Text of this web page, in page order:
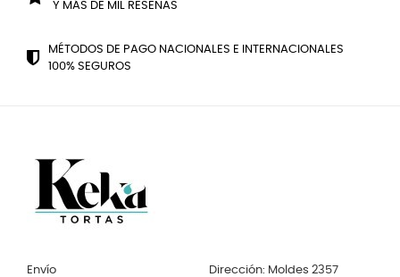
Y MÁS DE MIL RESEÑAS
MÉTODOS DE PAGO NACIONALES E INTERNACIONALES
100% SEGUROS
Envío Dirección: Moldes 2357